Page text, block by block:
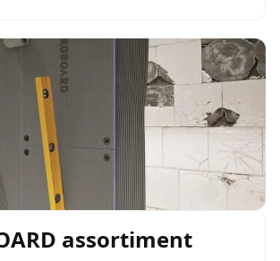
assortiment